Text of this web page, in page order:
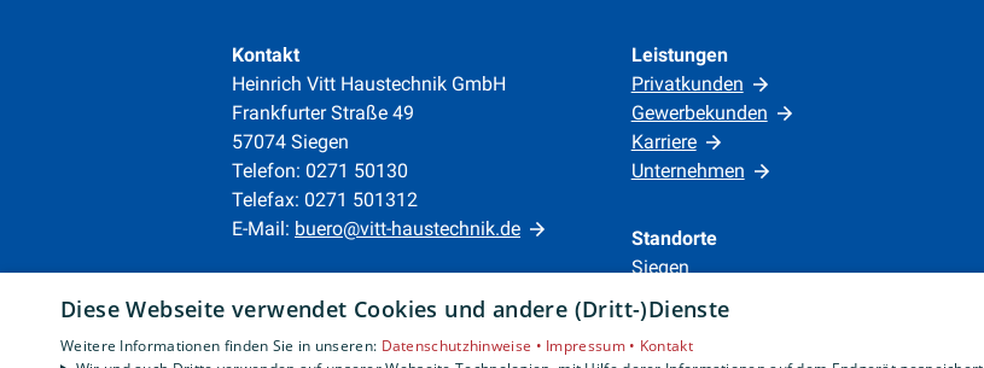
Kontakt
Heinrich Vitt Haustechnik GmbH
Frankfurter Straße 49
57074 Siegen
Telefon: 0271 50130
Telefax: 0271 501312
E-Mail: buero@vitt-haustechnik.de
Unternehmen
Impressum
·
Leistungen
Privatkunden
Gewerbekunden
Karriere
Unternehmen
Standorte
Siegen
Diese Webseite verwendet Cookies und andere (Dritt-)Dienste
Weitere Informationen finden Sie in unseren: Datenschutzhinweise • Impressum • Kontakt